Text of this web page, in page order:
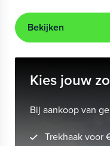
Bekijken
Kies jouw
Bij aankoop van
Trekhaak voor